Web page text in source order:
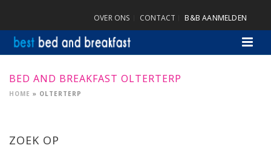
OVER ONS CONTACT B&B AANMELDEN
BED AND BREAKFAST OLTERTERP
HOME » OLTERTERP
ZOEK OP